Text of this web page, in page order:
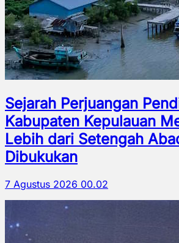
Sejarah Perjuangan
Kabupaten Kepulauan
Lebih dari Setengah
Dibukukan
7 Agustus 2026 00.02